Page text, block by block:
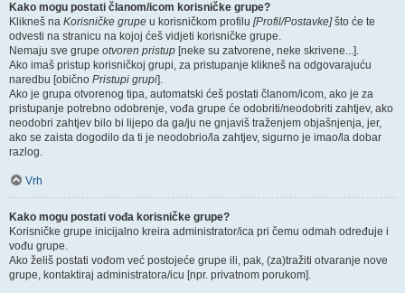
Kako mogu postati članom/icom korisničke grupe?
Klikneš na Korisničke grupe u korisničkom profilu [Profil/Postavke]što će te
odvesti na stranicu na kojoj ćeš vidjeti korisničke grupe.
Nemaju sve grupe otvoren pristup [neke su zatvorene, neke skrivene...].
Ako imaš pristup korisničkoj grupi, za pristupanje klikneš na odgovarajuću
naredbu [obično Pristupi grupi].
Ako je grupa otvorenog tipa, automatski ćeš postati članom/icom, ako je za
pristupanje potrebno odobrenje, vođa grupe će odobriti/neodobriti zahtjev, ako
neodobri zahtjev bilo bi lijepo da ga/ju ne gnjaviš traženjem objašnjenja, jer,
ako se zaista dogodilo da ti je neodobrio/la zahtjev, sigurno je imao/la dobar
razlog.
Vrh
Kako mogu postati vođa korisničke grupe?
Korisničke grupe inicijalno kreira administrator/ica pri čemu odmah određuje i
vođu grupe.
Ako želiš postati vođom već postojeće grupe ili, pak, (za)tražiti otvaranje nove
grupe, kontaktiraj administratora/icu [npr. privatnom porukom].